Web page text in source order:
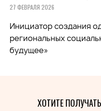
27 ФЕВРАЛЯ 2026
Инициатор создания
региональных
будущее»
ХОТИТЕ